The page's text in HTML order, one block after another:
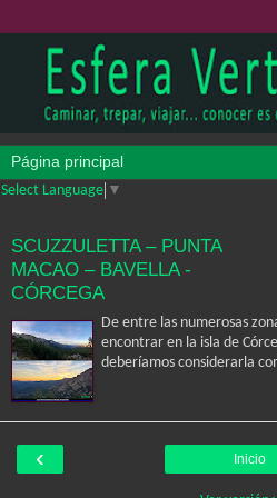
Select Language ▼
SCUZZULETTA – PUNTA
MACAO – BAVELLA -
CÓRCEGA
De entre las numerosas
encontrar en la isla de
deberíamos considerarla
‹ Inicio